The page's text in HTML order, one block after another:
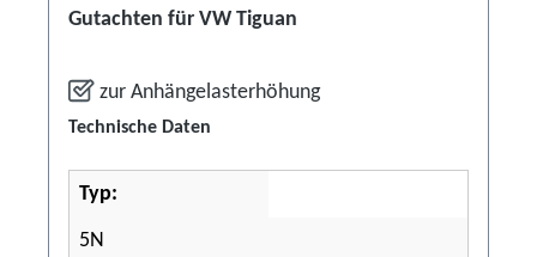
Gutachten für VW Tiguan
zur Anhängelasterhöhung
Technische Daten
Typ:
5N